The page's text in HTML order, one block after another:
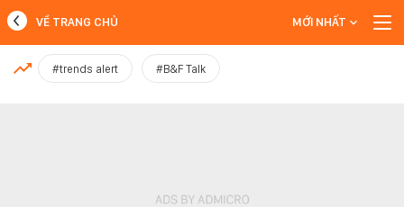
MỚI NHẤT
VỀ TRANG CHỦ MỚI NHẤT
#trends alert #B&F Talk